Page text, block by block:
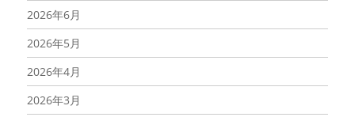
2026年6月
2026年5月
2026年4月
2026年3月